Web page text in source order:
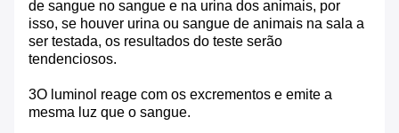
de sangue no sangue e na urina dos animais, por
isso, se houver urina ou sangue de animais na sala a
ser testada, os resultados do teste serão
tendenciosos.
3O luminol reage com os excrementos e emite a
mesma luz que o sangue.